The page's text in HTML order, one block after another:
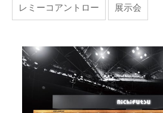
レミーコアントロー 展示会